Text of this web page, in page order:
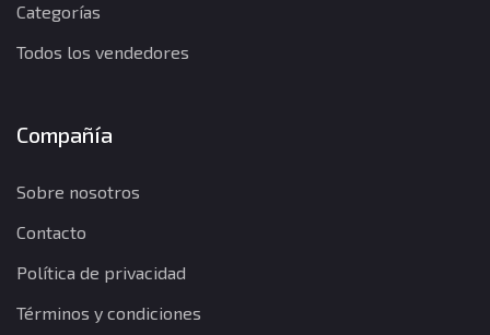
Categorías
Todos los vendedores
Compañía
Sobre nosotros
Contacto
Política de privacidad
Términos y condiciones